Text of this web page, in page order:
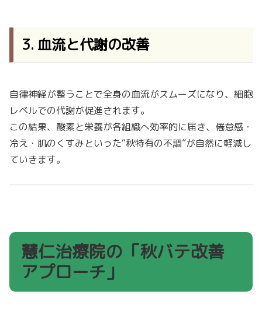
3. 血流と代謝の改善
自律神経が整うことで全身の血流がスムーズになり、細胞
レベルでの代謝が促進されます。
この結果、酸素と栄養が各組織へ効率的に届き、倦怠感・
冷え・肌のくすみといった“秋特有の不調”が自然に軽減し
ていきます。
慧仁治療院の「秋バテ改善
アプローチ」